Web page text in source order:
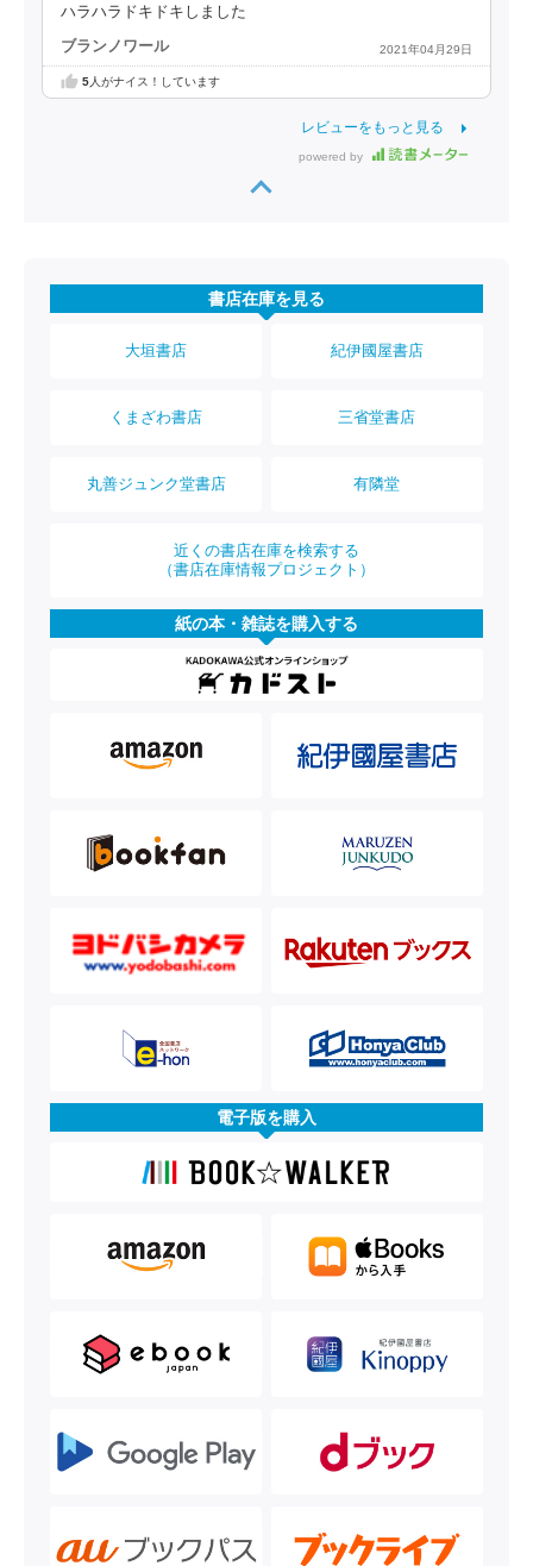
ハラハラドキドキしました
ブランノワール 2021年04月29日
5人がナイス！しています
レビューをもっと見る
powered by
書店在庫を見る
大垣書店 紀伊國屋書店
くまざわ書店 三省堂書店
丸善ジュンク堂書店 有隣堂
近くの書店在庫を検索する
（書店在庫情報プロジェクト）
紙の本・雑誌を購入する
電子版を購入